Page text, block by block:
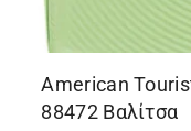
American
88472 Βαλίτσα